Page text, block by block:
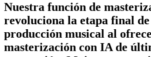
Nuestra función de
revoluciona la etapa final
producción musical al
masterización con IA de